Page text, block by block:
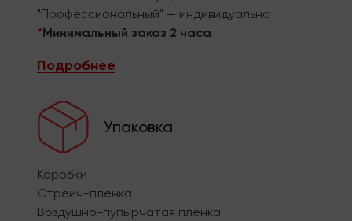
"Профессиональный" — индивидуально
*Минимальный заказ 2 часа
Подробнее
Упаковка
Коробки
Стрейч-пленка
Воздушно-пупырчатая пленка